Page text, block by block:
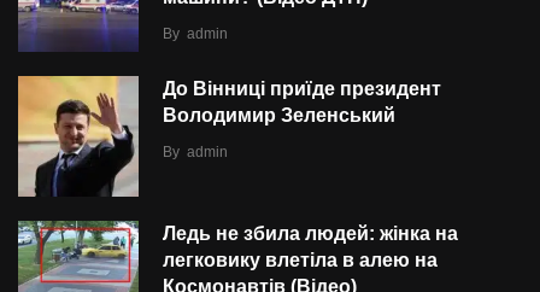
By admin
До Вінниці приїде президент
Володимир Зеленський
By admin
Ледь не збила людей: жінка на
легковику влетіла в алею на
Космонавтів (Відео)